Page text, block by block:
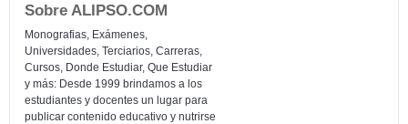
Sobre ALIPSO.COM
Monografias, Exámenes,
Universidades, Terciarios, Carreras,
Cursos, Donde Estudiar, Que Estudiar
y más: Desde 1999 brindamos a los
estudiantes y docentes un lugar para
publicar contenido educativo y nutrirse